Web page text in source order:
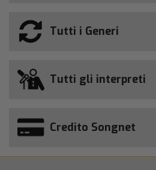
Tutti i Generi
Tutti gli interpreti
Credito Songnet